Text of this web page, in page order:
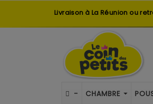
Livraison à La Réunion ou
- CHAMBRE